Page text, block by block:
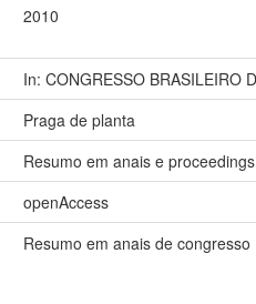
2010
In: CONGRESSO BRASILEIRO
Praga de planta
Resumo em anais e proceedings
openAccess
Resumo em anais de congresso